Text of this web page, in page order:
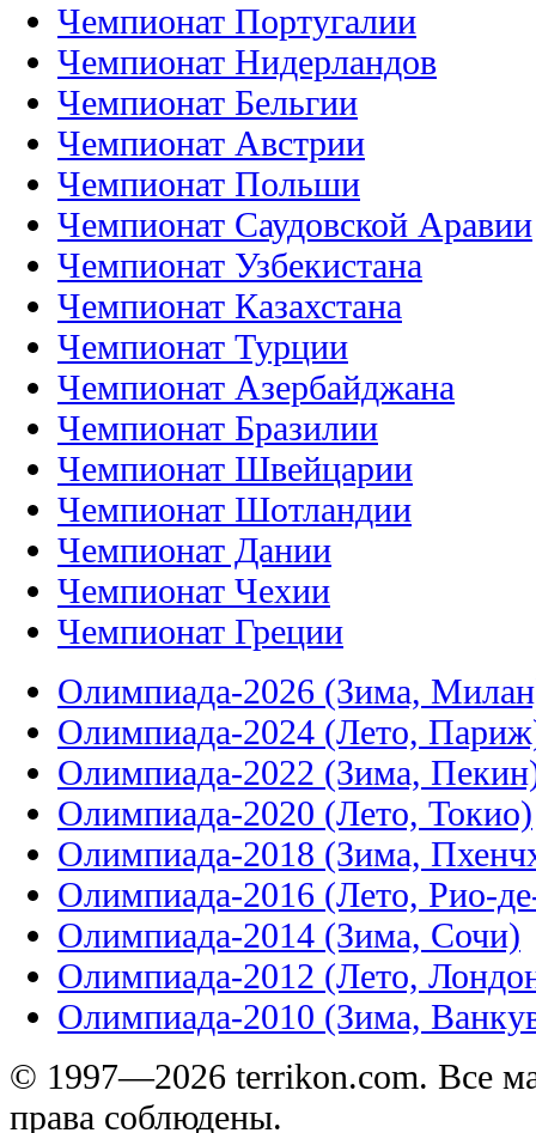
Чемпионат Португалии
Чемпионат Нидерландов
Чемпионат Бельгии
Чемпионат Австрии
Чемпионат Польши
Чемпионат Саудовской Аравии
Чемпионат Узбекистана
Чемпионат Казахстана
Чемпионат Турции
Чемпионат Азербайджана
Чемпионат Бразилии
Чемпионат Швейцарии
Чемпионат Шотландии
Чемпионат Дании
Чемпионат Чехии
Чемпионат Греции
Олимпиада-2026 (Зима,
Олимпиада-2024 (Лето,
Олимпиада-2022 (Зима,
Олимпиада-2020 (Лето, Токио)
Олимпиада-2018 (Зима,
Олимпиада-2016 (Лето, Рио-
Олимпиада-2014 (Зима, Сочи)
Олимпиада-2012 (Лето,
Олимпиада-2010 (Зима,
© 1997—2026 terrikon.com. Все
права соблюдены.